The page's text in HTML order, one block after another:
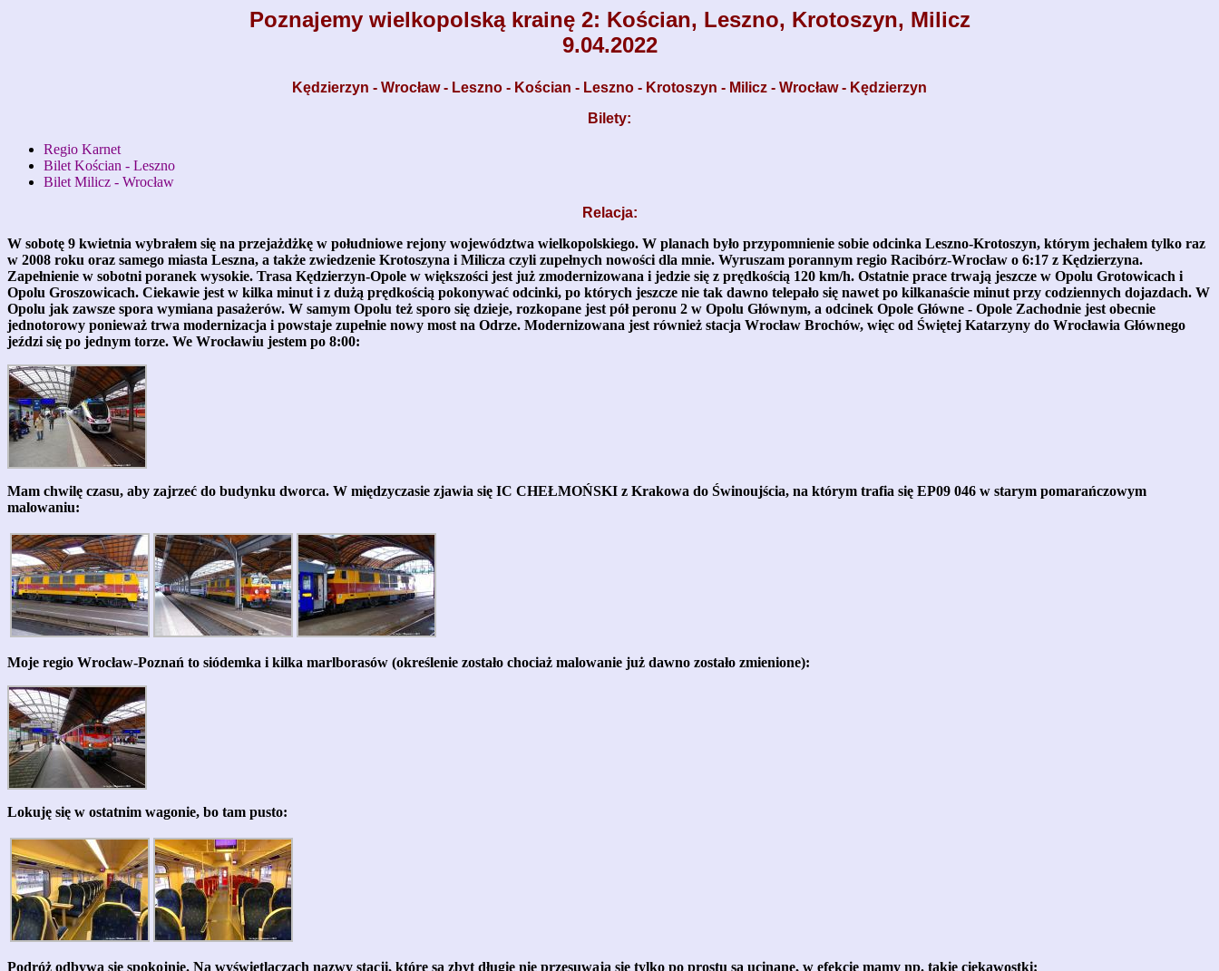
Poznajemy wielkopolską krainę 2: Kościan, Leszno, Krotoszyn, Milicz
9.04.2022
Kędzierzyn - Wrocław - Leszno - Kościan - Leszno - Krotoszyn - Milicz - Wrocław - Kędzierzyn
Bilety:
Regio Karnet
Bilet Kościan - Leszno
Bilet Milicz - Wrocław
Relacja:
W sobotę 9 kwietnia wybrałem się na przejażdżkę w południowe rejony województwa wielkopolskiego. W planach było przypomnienie sobie odcinka Leszno-Krotoszyn, którym jechałem tylko raz
w 2008 roku oraz samego miasta Leszna, a także zwiedzenie Krotoszyna i Milicza czyli zupełnych nowości dla mnie. Wyruszam porannym regio Racibórz-Wrocław o 6:17 z Kędzierzyna.
Zapełnienie w sobotni poranek wysokie. Trasa Kędzierzyn-Opole w większości jest już zmodernizowana i jedzie się z prędkością 120 km/h. Ostatnie prace trwają jeszcze w Opolu Grotowicach i
Opolu Groszowicach. Ciekawie jest w kilka minut i z dużą prędkością pokonywać odcinki, po których jeszcze nie tak dawno telepało się nawet po kilkanaście minut przy codziennych dojazdach. W
Opolu jak zawsze spora wymiana pasażerów. W samym Opolu też sporo się dzieje, rozkopane jest pół peronu 2 w Opolu Głównym, a odcinek Opole Główne - Opole Zachodnie jest obecnie
jednotorowy ponieważ trwa modernizacja i powstaje zupełnie nowy most na Odrze. Modernizowana jest również stacja Wrocław Brochów, więc od Świętej Katarzyny do Wrocławia Głównego
jeździ się po jednym torze. We Wrocławiu jestem po 8:00:
Mam chwilę czasu, aby zajrzeć do budynku dworca. W międzyczasie zjawia się IC CHEŁMOŃSKI z Krakowa do Świnoujścia, na którym trafia się EP09 046 w starym pomarańczowym
malowaniu:
Moje regio Wrocław-Poznań to siódemka i kilka marlborasów (określenie zostało chociaż malowanie już dawno zostało zmienione):
Lokuję się w ostatnim wagonie, bo tam pusto:
Podróż odbywa się spokojnie. Na wyświetlaczach nazwy stacji, które są zbyt długie nie przesuwają się tylko po prostu są ucinane, w efekcie mamy np. takie ciekawostki: